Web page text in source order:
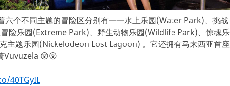
六个不同主题的冒险区分别有——水上乐园(Water Park)、挑战
险乐园(Extreme Park)、野生动物乐园(Wildlife Park)、惊魂乐
主题乐园(Nickelodeon Lost Lagoon) 。它还拥有马来西亚首座
Vuvuzela 😲😲
40TGyIL